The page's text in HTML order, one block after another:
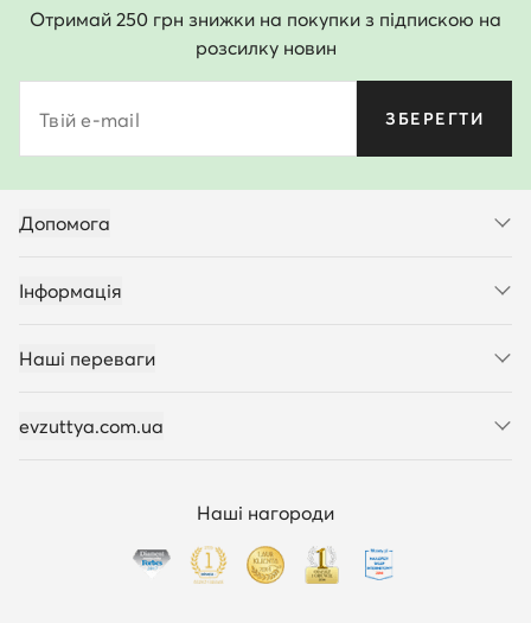
Отримай 250 грн знижки на покупки з підпискою на
розсилку новин
Твій e-mail ЗБЕРЕГТИ
Допомога
Інформація
Наші переваги
evzuttya.com.ua
Наші нагороди